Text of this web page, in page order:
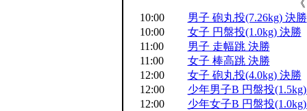
10:00
男子 砲丸投(7.26kg) 決勝
10:00
女子 円盤投(1.0kg) 決勝
11:00
男子 走幅跳 決勝
11:00
女子 棒高跳 決勝
12:00
女子 砲丸投(4.0kg) 決勝
12:00
少年男子B 円盤投
12:00
少年女子B 円盤投